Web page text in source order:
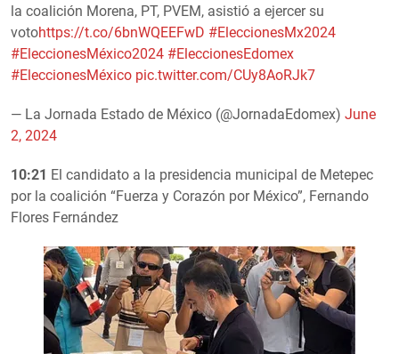
la coalición Morena, PT, PVEM, asistió a ejercer su
votohttps://t.co/6bnWQEEFwD #EleccionesMx2024
#EleccionesMéxico2024 #EleccionesEdomex
#EleccionesMéxico pic.twitter.com/CUy8AoRJk7
— La Jornada Estado de México (@JornadaEdomex) June
2, 2024
10:21 El candidato a la presidencia municipal de Metepec
por la coalición “Fuerza y Corazón por México”, Fernando
Flores Fernández